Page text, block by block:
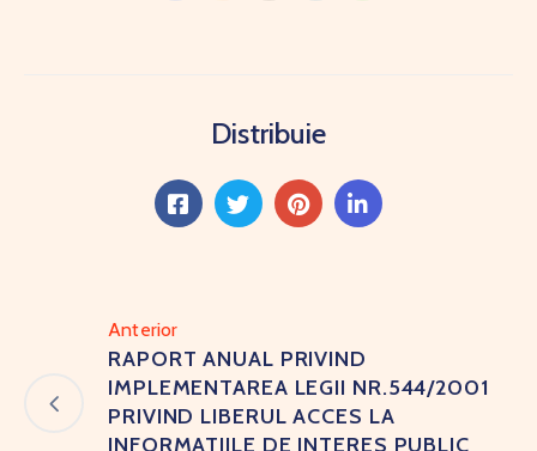
Distribuie
Anterior
RAPORT ANUAL PRIVIND
IMPLEMENTAREA LEGII NR.544/2001
PRIVIND LIBERUL ACCES LA
INFORMATIILE DE INTERES PUBLIC